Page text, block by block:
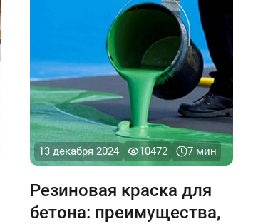
химическим веществам и
13 декабря 2024 10472 7 мин
Резиновая краска для
бетона: преимущества,